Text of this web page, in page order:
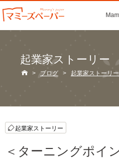
起業家ストーリー
 > ブログ > 起業家ストーリー
起業家ストーリー
＜ターニングポイ